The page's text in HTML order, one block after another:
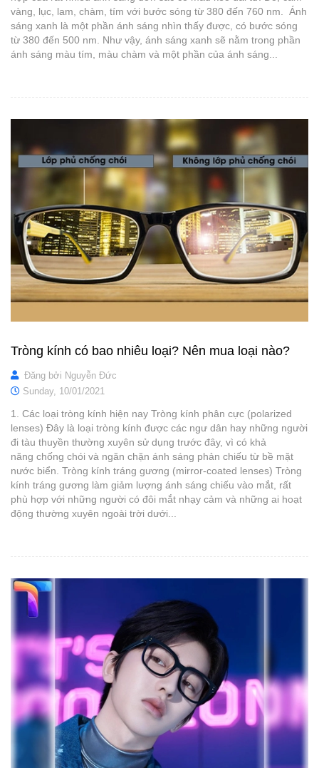
vàng, lục, lam, chàm, tím với bước sóng từ 380 đến 760 nm. Ánh
sáng xanh là một phần ánh sáng nhìn thấy được, có bước sóng
từ 380 đến 500 nm. Như vậy, ánh sáng xanh sẽ nằm trong phần
ánh sáng màu tím, màu chàm và một phần của ánh sáng...
Tròng kính có bao nhiêu loại? Nên mua loại nào?
Đăng bởi Nguyễn Đức
Sunday, 10/01/2021
1. Các loại tròng kính hiện nay Tròng kính phân cực (polarized
lenses) Đây là loại tròng kính được các ngư dân hay những người
đi tàu thuyền thường xuyên sử dụng trước đây, vì có khả
năng chống chói và ngăn chặn ánh sáng phản chiếu từ bề mặt
nước biển. Tròng kính tráng gương (mirror-coated lenses) Tròng
kính tráng gương làm giảm lượng ánh sáng chiếu vào mắt, rất
phù hợp với những người có đôi mắt nhạy cảm và những ai hoạt
động thường xuyên ngoài trời dưới...